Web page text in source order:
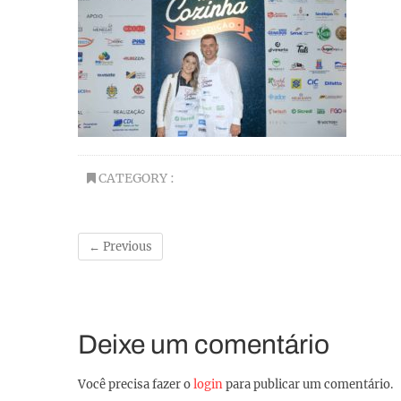
CATEGORY :
← Previous
Deixe um comentário
Você precisa fazer ologinpara publicar um comentário.